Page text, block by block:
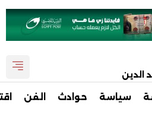
سياسة حوادث الفن